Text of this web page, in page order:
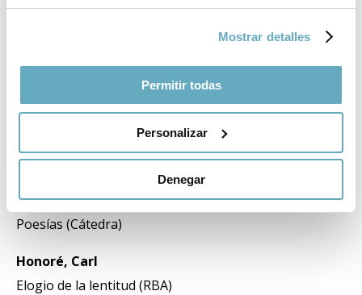
Mostrar detalles
Permitir todas
Personalizar
Denegar
Un mundo aparte (Libros del Asteroide)
Highsmith, Patricia
Carol (Anagrama)
Hölderlin, Friedrich
Poesías (Cátedra)
Honoré, Carl
Elogio de la lentitud (RBA)